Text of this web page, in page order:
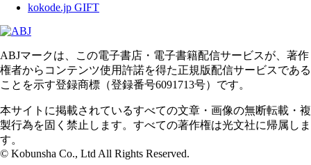
kokode.jp GIFT
ABJマークは、この電子書店・電子書籍配信サービスが、著作
権者からコンテンツ使用許諾を得た正規版配信サービスである
ことを示す登録商標（登録番号6091713号）です。
本サイトに掲載されているすべての文章・画像の無断転載・複
製行為を固く禁止します。すべての著作権は光文社に帰属しま
す。
© Kobunsha Co., Ltd All Rights Reserved.